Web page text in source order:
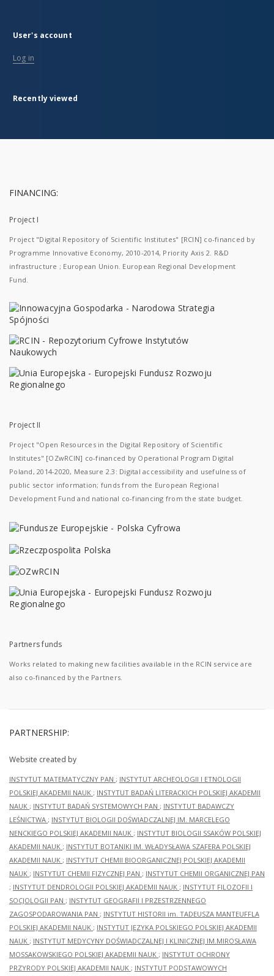
User's account
Log in
Recently viewed
FINANCING:
Project I
Project "Digital Repository of Scientific Institutes" [RCIN] co-financed by
Programme Innovative Economy, 2010-2014, Priority Axis 2. R&D
infrastructure ; European Union. European Regional Development
Fund.
Project II
Project "Open Resources in the Digital Repository of Scientific
Institutes" [OZwRCIN] co-financed by Operational Program Digital
Poland, 2014-2020, Measure 2.3: Digital accessibility and usefulness of
public sector information; funds from the European Regional
Development Fund and national co-financing from the state budget.
Partners funds
Works related to making new facilities available in the RCIN service are
also co-financed by the Partners.
PARTNERSHIP:
Website created by
INSTYTUT MATEMATYCZNY PAN ; INSTYTUT ARCHEOLOGII I ETNOLOGII
POLSKIEJ AKADEMII NAUK ; INSTYTUT BADAŃ LITERACKICH POLSKIEJ AKADEMII
NAUK ; INSTYTUT BADAŃ SYSTEMOWYCH PAN ; INSTYTUT BADAWCZY
LEŚNICTWA ; INSTYTUT BIOLOGII DOŚWIADCZALNEJ IM. MARCELEGO
NENCKIEGO POLSKIEJ AKADEMII NAUK ; INSTYTUT BIOLOGII SSAKÓW POLSKIEJ
AKADEMII NAUK ; INSTYTUT BOTANIKI IM. WŁADYSŁAWA SZAFERA POLSKIEJ
AKADEMII NAUK ; INSTYTUT CHEMII BIOORGANICZNEJ POLSKIEJ AKADEMII
NAUK ; INSTYTUT CHEMII FIZYCZNEJ PAN ; INSTYTUT CHEMII ORGANICZNEJ PAN
; INSTYTUT DENDROLOGII POLSKIEJ AKADEMII NAUK ; INSTYTUT FILOZOFII I
SOCJOLOGII PAN ; INSTYTUT GEOGRAFII I PRZESTRZENNEGO
ZAGOSPODAROWANIA PAN ; INSTYTUT HISTORII im. TADEUSZA MANTEUFFLA
POLSKIEJ AKADEMII NAUK ; INSTYTUT JĘZYKA POLSKIEGO POLSKIEJ AKADEMII
NAUK ; INSTYTUT MEDYCYNY DOŚWIADCZALNEJ I KLINICZNEJ IM.MIROSŁAWA
MOSSAKOWSKIEGO POLSKIEJ AKADEMII NAUK ; INSTYTUT OCHRONY
PRZYRODY POLSKIEJ AKADEMII NAUK ; INSTYTUT PODSTAWOWYCH